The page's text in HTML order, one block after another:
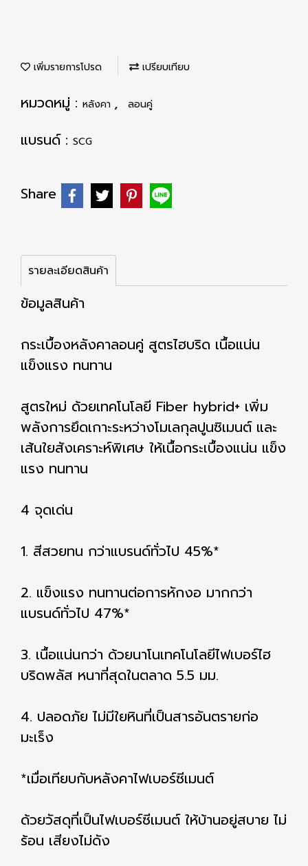
เพิ่มรายการโปรด เปรียบเทียบ
หมวดหมู่ : หลังคา , ลอนคู่
แบรนด์ : SCG
Share
รายละเอียดสินค้า
ข้อมูลสินค้า
กระเบื้องหลังคาลอนคู่ สูตรไฮบริด เนื้อแน่น
แข็งแรง ทนทาน
สูตรใหม่ ด้วยเทคโนโลยี Fiber hybrid+ เพิ่ม
พลังการยึดเกาะระหว่างโมเลกุลปูนซิเมนต์ และ
เส้นใยสังเคราะห์พิเศษ ให้เนื้อกระเบื้องแน่น แข็ง
แรง ทนทาน
4 จุดเด่น
1. สีสวยทน กว่าแบรนด์ทั่วไป 45%*
2. แข็งแรง ทนทานต่อการหักงอ มากกว่า
แบรนด์ทั่วไป 47%*
3. เนื้อแน่นกว่า ด้วยนาโนเทคโนโลยีไฟเบอร์ไฮ
บริดพลัส หนาที่สุดในตลาด 5.5 มม.
4. ปลอดภัย ไม่มีใยหินที่เป็นสารอันตรายก่อ
มะเร็ง
*เมื่อเทียบกับหลังคาไฟเบอร์ซีเมนต์
ด้วยวัสดุที่เป็นไฟเบอร์ซีเมนต์ ให้บ้านอยู่สบาย ไม่
ร้อน เสียงไม่ดัง